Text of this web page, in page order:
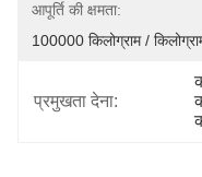
आपूर्ति की क्षमता:
100000 किलोग्राम /
प्रमुखता देना: